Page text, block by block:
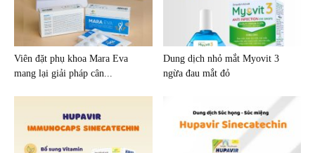
Viên đặt phụ khoa Mara Eva
mang lại giải pháp cân...
Dung dịch nhỏ mắt Myovit 3
ngừa đau mắt đỏ